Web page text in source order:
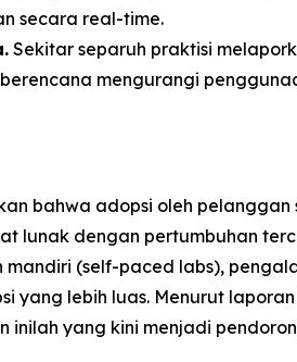
secara real-time.
Sekitar separuh praktisi
mengurangi
bahwa adopsi oleh
lunak dengan pertumbuhan
(self-paced labs),
lebih luas. Menurut
yang kini menjadi